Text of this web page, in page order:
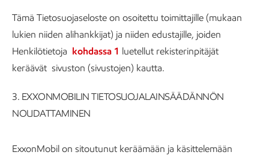
Tämä Tietosuojaseloste on osoitettu toimittajille (mukaan
lukien niiden alihankkijat) ja niiden edustajille, joiden
Henkilötietoja kohdassa 1 luetellut rekisterinpitäjät
keräävät sivuston (sivustojen) kautta.
3. EXXONMOBILIN TIETOSUOJALAINSÄÄDÄNNÖN
NOUDATTAMINEN
ExxonMobil on sitoutunut keräämään ja käsittelemään